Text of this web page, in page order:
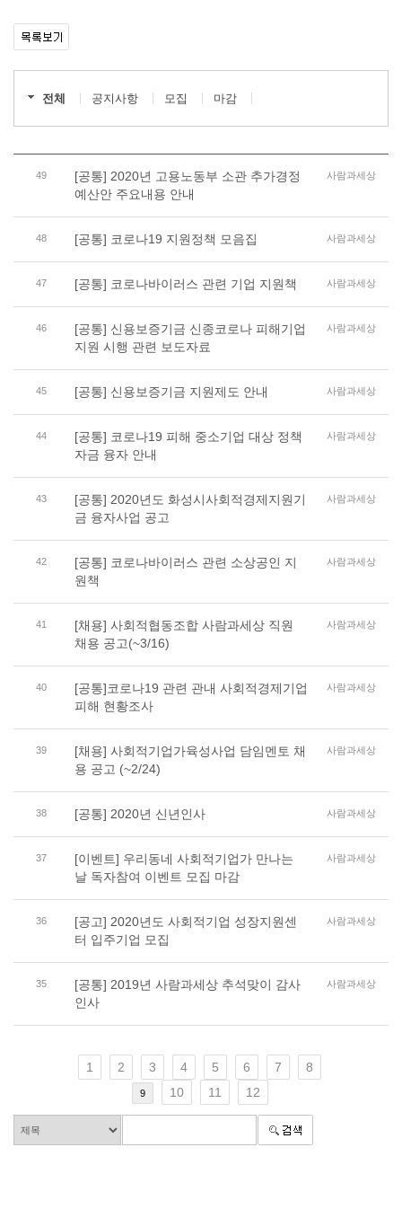
전체 공지사항 모집 마감
49
[공통] 2020년 고용노동부 소관 추가경정
예산안 주요내용 안내
사람과세상
48 [공통] 코로나19 지원정책 모음집 사람과세상
47 [공통] 코로나바이러스 관련 기업 지원책 사람과세상
46
[공통] 신용보증기금 신종코로나 피해기업
지원 시행 관련 보도자료
사람과세상
45 [공통] 신용보증기금 지원제도 안내 사람과세상
44
[공통] 코로나19 피해 중소기업 대상 정책
자금 융자 안내
사람과세상
43
[공통] 2020년도 화성시사회적경제지원기
금 융자사업 공고
사람과세상
42
[공통] 코로나바이러스 관련 소상공인 지
원책
사람과세상
41
[채용] 사회적협동조합 사람과세상 직원
채용 공고(~3/16)
사람과세상
40
[공통]코로나19 관련 관내 사회적경제기업
피해 현황조사
사람과세상
39
[채용] 사회적기업가육성사업 담임멘토 채
용 공고 (~2/24)
사람과세상
38 [공통] 2020년 신년인사 사람과세상
37
[이벤트] 우리동네 사회적기업가 만나는
날 독자참여 이벤트 모집 마감
사람과세상
36
[공고] 2020년도 사회적기업 성장지원센
터 입주기업 모집
사람과세상
35
[공통] 2019년 사람과세상 추석맞이 감사
인사
사람과세상
1 2 3 4 5 6 7 8
9 10 11 12